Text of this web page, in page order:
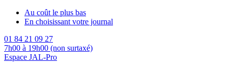
Au coût le plus bas
En choisissant votre journal
01 84 21 09 27
7h00 à 19h00 (non surtaxé)
Espace JAL-Pro